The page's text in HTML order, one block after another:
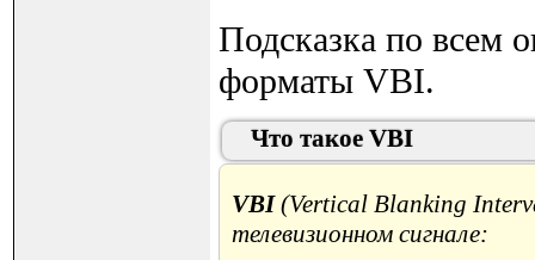
Подсказка по всем
форматы VBI.
Что такое VBI
VBI(Vertical Blanking
телевизионном сигнале: